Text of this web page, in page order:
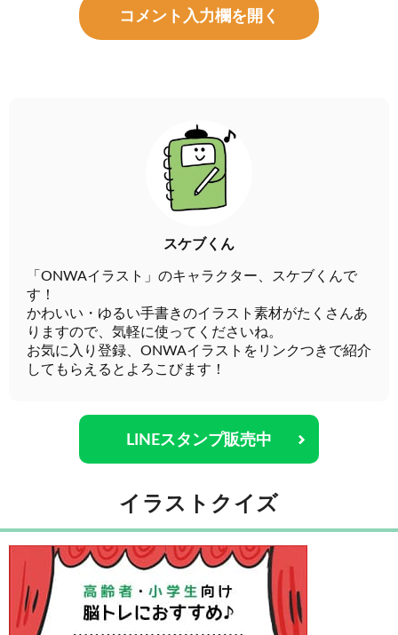
コメント入力欄を開く
スケブくん
「ONWAイラスト」のキャラクター、スケブくんで
す！
かわいい・ゆるい手書きのイラスト素材がたくさんあ
りますので、気軽に使ってくださいね。
お気に入り登録、ONWAイラストをリンクつきで紹介
してもらえるとよろこびます！
LINEスタンプ販売中
イラストクイズ